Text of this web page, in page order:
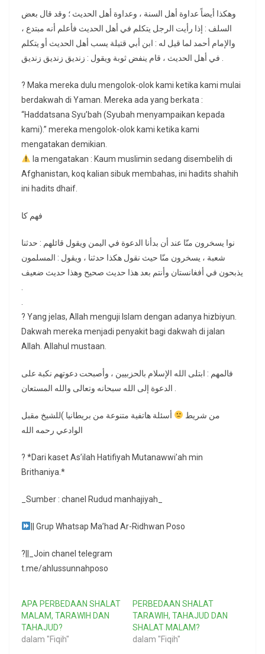
وهكذا أيضاً عداوة أهل السنة ، وعداوة أهل الحديث ؛ وقد قال بعض
السلف : إذا رأيت الرجل يتكلم في أهل الحديث فأعلم أنه مبتدع ،
والإمام أحمد لما قيل له : ابن أبي قتيلة يسب أهل الحديث أو يتكلم
? Maka mereka dulu mengolok-olok kami ketika kami mulai
berdakwah di Yaman. Mereka ada yang berkata :
“Haddatsana Syu’bah (Syubah menyampaikan kepada
kami).” mereka mengolok-olok kami ketika kami
mengatakan demikian.
Ia mengatakan : Kaum muslimin sedang disembelih di
Afghanistan, koq kalian sibuk membahas, ini hadits shahih
ini hadits dhaif.
فهم كا
نوا يسخرون منّا عند أن بدأنا الدعوة في اليمن ويقول قائلهم : حدثنا
شعبة ، يسخرون منّا حيث نقول هكذا حدثنا ، ويقول : المسلمون
يذبحون في أفغانستان وأنتم بعد هذا حديث صحيح وهذا حديث ضعيف
? Yang jelas, Allah menguji Islam dengan adanya hizbiyun.
Dakwah mereka menjadi penyakit bagi dakwah di jalan
Allah. Allahul mustaan.
فالمهم : ابتلى الله الإسلام بالحزبيين ، وأصبحت دعوتهم نكبة على
من شريط
أسئلة هاتفية متنوعة من بريطانيا )للشيخ مقبل
الوادعي رحمه الله
? *Dari kaset As’ilah Hatifiyah Mutanawwi’ah min
Brithaniya.*
_Sumber : chanel Rudud manhajiyah_
|| Grup Whatsap Ma’had Ar-Ridhwan Poso
?||_Join chanel telegram
t.me/ahlussunnahposo
APA PERBEDAAN SHALAT
MALAM, TARAWIH DAN
TAHAJUD?
dalam "Fiqih"
PERBEDAAN SHALAT
TARAWIH, TAHAJUD DAN
SHALAT MALAM?
dalam "Fiqih"